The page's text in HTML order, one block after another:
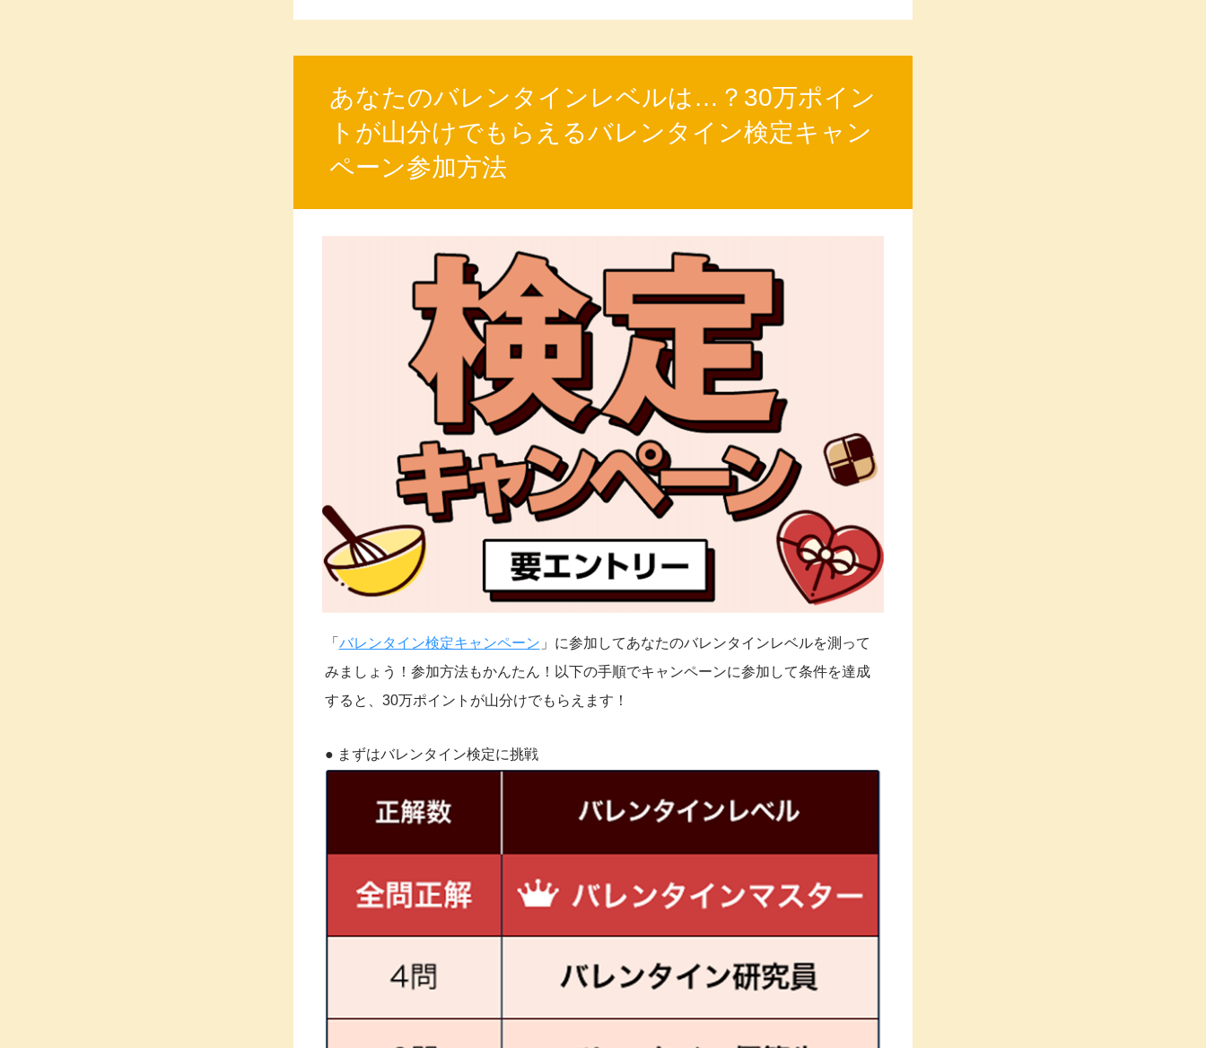
あなたのバレンタインレベルは…？30万ポイン
トが山分けでもらえるバレンタイン検定キャン
ペーン参加方法
「 バレンタイン検定キャンペーン 」に参加してあなたのバレンタインレベルを測って
みましょう！参加方法もかんたん！以下の手順でキャンペーンに参加して条件を達成
すると、30万ポイントが山分けでもらえます！
● まずはバレンタイン検定に挑戦